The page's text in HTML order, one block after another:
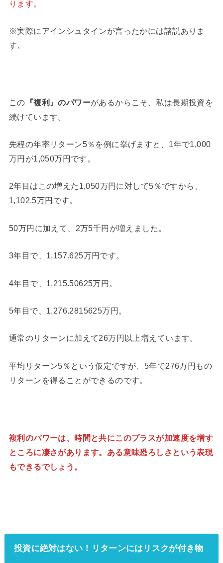
ります。
※実際にアインシュタインが言ったかには諸説ありま
す。
この 『複利』のパワーがあるからこそ、私は長期投資を
続けています。
先程の年率リターン5％を例に挙げますと、1年で1,000
万円が1,050万円です。
2年目はこの増えた1,050万円に対して5％ですから、
1,102.5万円です。
50万円に加えて、2万5千円が増えました。
3年目で、1,157.625万円です。
4年目で、1,215.50625万円。
5年目で、1,276.2815625万円。
通常のリターンに加えて26万円以上増えています。
平均リターン5％という仮定ですが、5年で276万円もの
リターンを得ることができるのです。
複利のパワーは、時間と共にこのプラスが加速度を増す
ところに凄さがあります。ある意味恐ろしさという表現
もできるでしょう。
投資に絶対はない！リターンにはリスクが付き物